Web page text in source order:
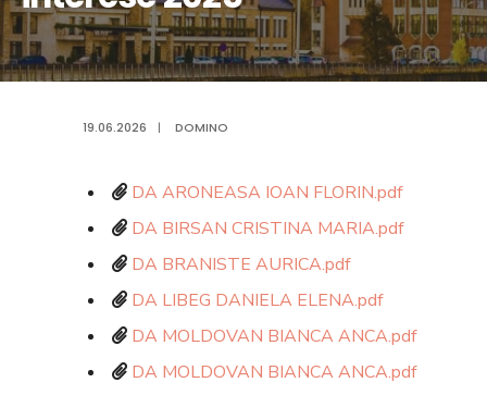
19.06.2026 | DOMINO
DA ARONEASA IOAN FLORIN.pdf
DA BIRSAN CRISTINA MARIA.pdf
DA BRANISTE AURICA.pdf
DA LIBEG DANIELA ELENA.pdf
DA MOLDOVAN BIANCA ANCA.pdf
DA MOLDOVAN BIANCA ANCA.pdf